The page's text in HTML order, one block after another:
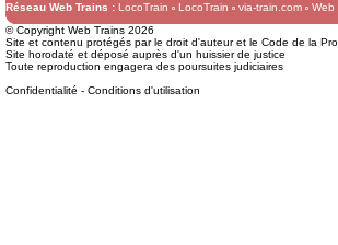
Réseau Web Trains : LocoTrain LocoTrain via-train.com Web
© Copyright Web Trains 2026
Site et contenu protégés par le droit d'auteur et le Code de la
Site horodaté et déposé auprès d'un huissier de justice
Toute reproduction engagera des poursuites judiciaires
Confidentialité - Conditions d'utilisation